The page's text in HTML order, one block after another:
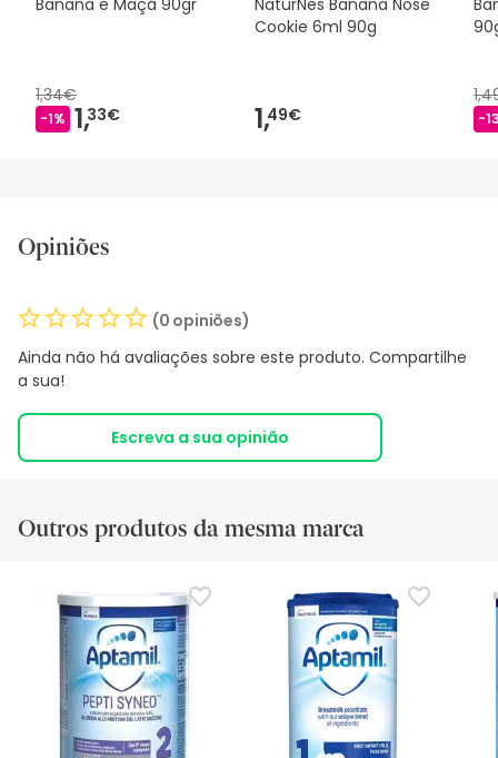
1,34€
-1% 1,33€
Cookie 6ml 90g
1,49€ -
Opiniões
(0 opiniões)
Ainda não há avaliações sobre este produto. Compartilhe
a sua!
Escreva a sua opinião
Outros produtos da mesma marca